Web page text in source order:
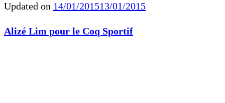
Updated on 14/01/201513/01/2015
Alizé Lim pour le Coq Sportif